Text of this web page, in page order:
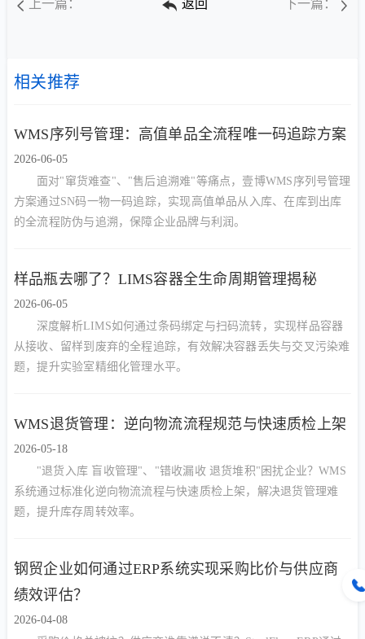
上一篇： 返回 下一篇：
相关推荐
WMS序列号管理：高值单品全流程唯一码追踪方案
2026-06-05
面对"窜货难查"、"售后追溯难"等痛点，壹博WMS序列号管理
方案通过SN码一物一码追踪，实现高值单品从入库、在库到出库
的全流程防伪与追溯，保障企业品牌与利润。
样品瓶去哪了？LIMS容器全生命周期管理揭秘
2026-06-05
深度解析LIMS如何通过条码绑定与扫码流转，实现样品容器
从接收、留样到废弃的全程追踪，有效解决容器丢失与交叉污染难
题，提升实验室精细化管理水平。
WMS退货管理：逆向物流流程规范与快速质检上架
2026-05-18
"退货入库 盲收管理"、"错收漏收 退货堆积"困扰企业？WMS
系统通过标准化逆向物流流程与快速质检上架，解决退货管理难
题，提升库存周转效率。
钢贸企业如何通过ERP系统实现采购比价与供应商
绩效评估？
2026-04-08